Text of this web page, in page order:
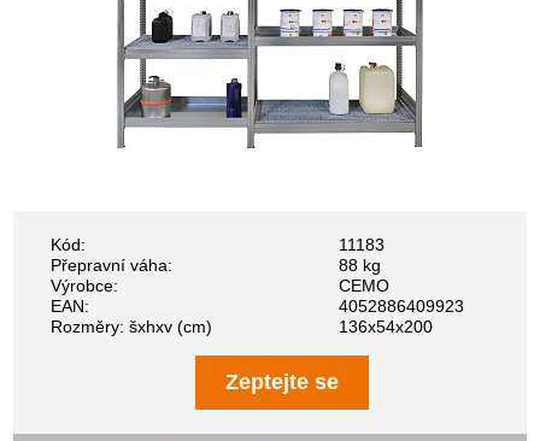
Kód:
11183
Přepravní váha:
88 kg
Výrobce:
CEMO
EAN:
4052886409923
Rozměry: šxhxv (cm)
136x54x200
Zeptejte se